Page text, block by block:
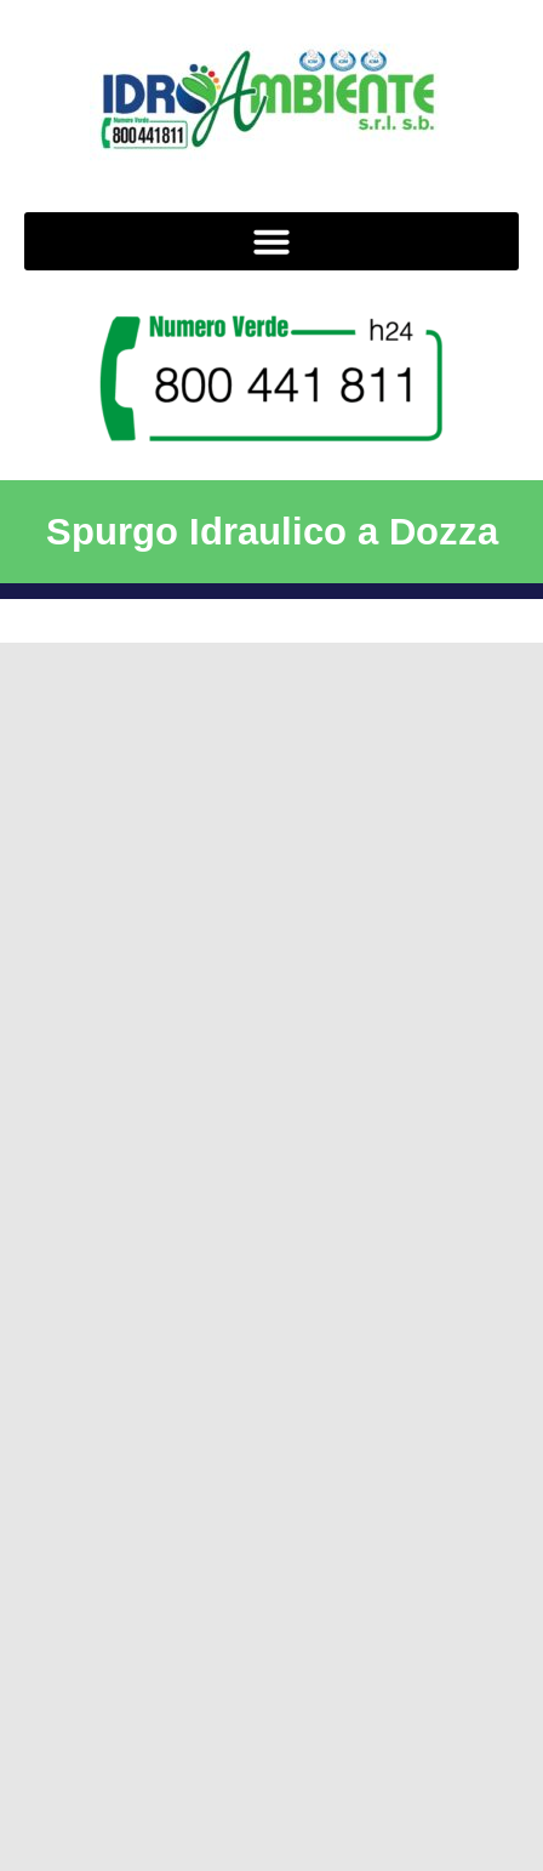
Spurgo Idraulico a Dozza